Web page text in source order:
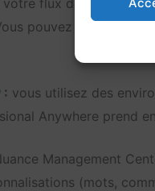
pouvez demander
: vous utilisez des
Anywhere prend
Management
(mots,